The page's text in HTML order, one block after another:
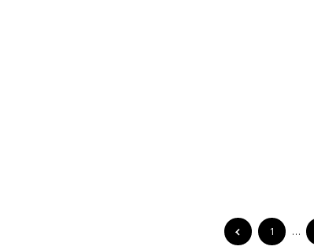
1 …